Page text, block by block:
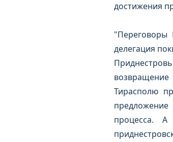
достижения
"Переговоры
делегация
Тирасполю
процесса. А